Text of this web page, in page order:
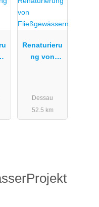
Renaturieru
ng von
Dessau
52.5 km